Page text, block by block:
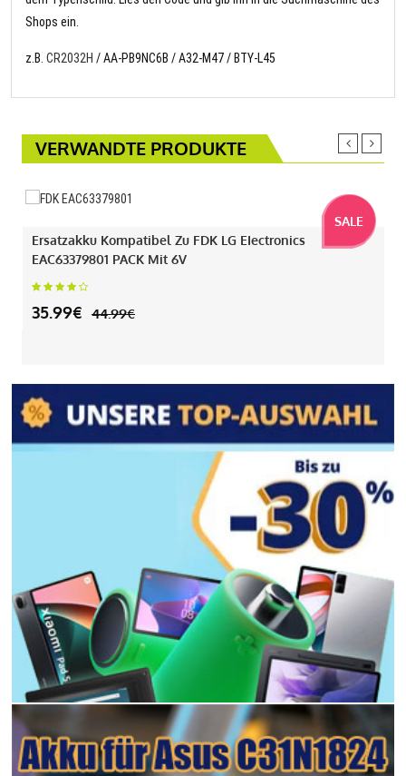
Shops ein.
z.B. CR2032H / AA-PB9NC6B / A32-M47 / BTY-L45
VERWANDTE PRODUKTE
SALE
Ersatzakku Kompatibel Zu FDK LG EIectronics
EAC63379801 PACK Mit 6V
35.99€ 44.99€